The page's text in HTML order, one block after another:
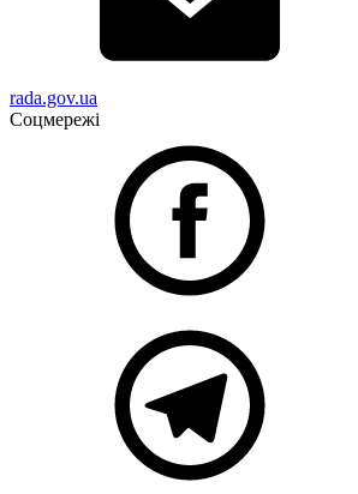
rada.gov.ua
Соцмережі